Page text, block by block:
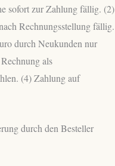
sofort zur Zahlung fällig. (2)
Rechnungsstellung fällig.
durch Neukunden nur
als
(4) Zahlung auf
durch den Besteller